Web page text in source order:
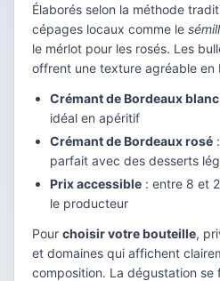
Élaborés selon la méthode
cépages locaux comme le
le mérlot pour les rosés. Les
offrent une texture agréable en
Crémant de Bordeaux blanc
idéal en apéritif
Crémant de Bordeaux rosé
parfait avec des desserts
Prix accessible : entre 8 et
le producteur
Pour choisir votre bouteille,
et domaines qui affichent
composition. La dégustation